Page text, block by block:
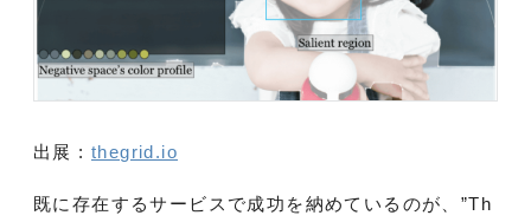
出展 : thegrid.io
既に存在するサービスで成功を納めているのが、”Th